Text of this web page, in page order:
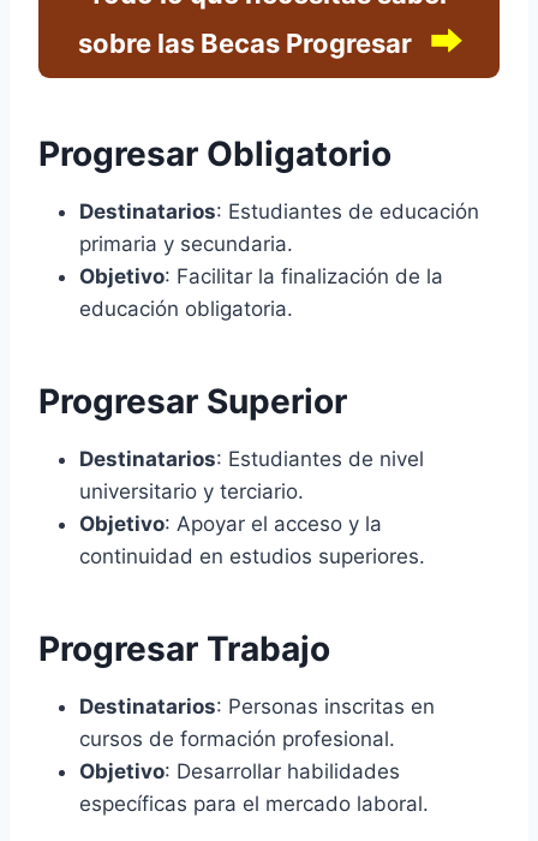
sobre las Becas Progresar
⮕
Progresar Obligatorio
Destinatarios: Estudiantes de educación
primaria y secundaria.
Objetivo: Facilitar la finalización de la
educación obligatoria.
Progresar Superior
Destinatarios: Estudiantes de nivel
universitario y terciario.
Objetivo: Apoyar el acceso y la
continuidad en estudios superiores.
Progresar Trabajo
Destinatarios: Personas inscritas en
cursos de formación profesional.
Objetivo: Desarrollar habilidades
específicas para el mercado laboral.